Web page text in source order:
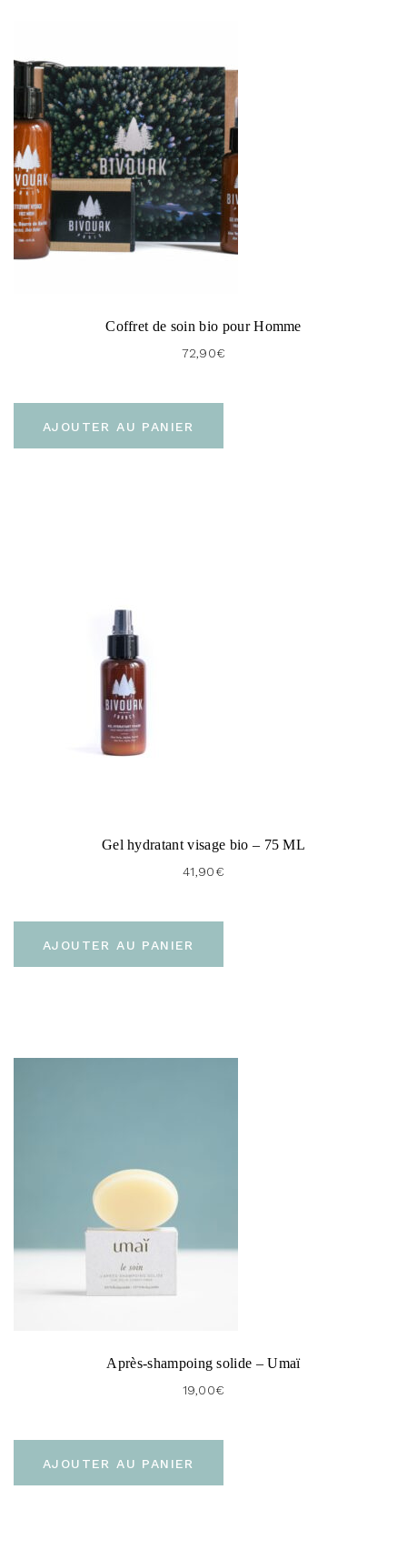
Coffret de soin bio pour Homme
72,90€
AJOUTER AU PANIER
Gel hydratant visage bio – 75 ML
41,90€
AJOUTER AU PANIER
Après-shampoing solide – Umaï
19,00€
AJOUTER AU PANIER